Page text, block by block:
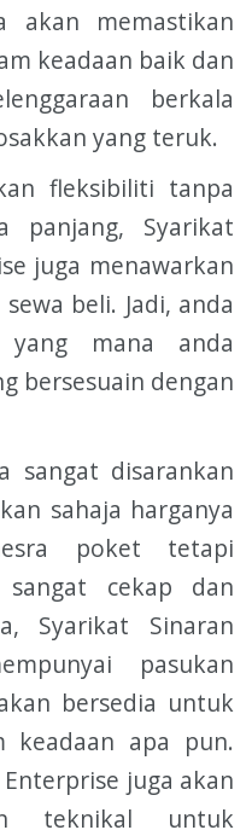
akan memastikan
keadaan baik dan
berkala
yang teruk.
fleksibiliti tanpa
panjang, Syarikat
juga menawarkan
beli. Jadi, anda
mana anda
bersesuain dengan
sangat disarankan
sahaja harganya
poket tetapi
sangat cekap dan
Syarikat Sinaran
pasukan
bersedia untuk
keadaan apa pun.
juga akan
teknikal untuk